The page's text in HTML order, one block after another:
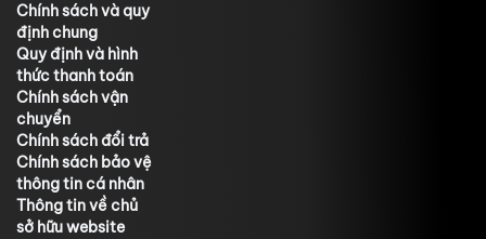
Chính sách và quy
định chung
Quy định và hình
thức thanh toán
Chính sách vận
chuyển
Chính sách đổi trả
Chính sách bảo vệ
thông tin cá nhân
Thông tin về chủ
sở hữu website